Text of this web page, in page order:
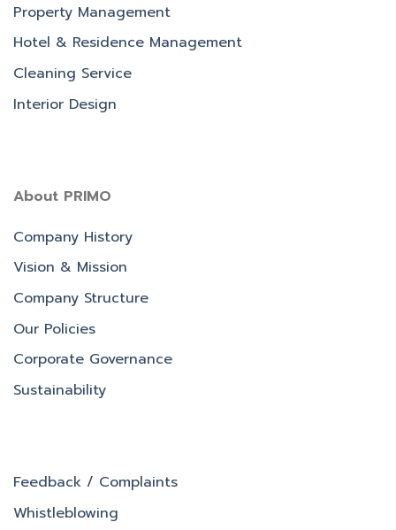
Property Management
Hotel & Residence Management
Cleaning Service
Interior Design
About PRIMO
Company History
Vision & Mission
Company Structure
Our Policies
Corporate Governance
Sustainability
Feedback / Complaints
Whistleblowing